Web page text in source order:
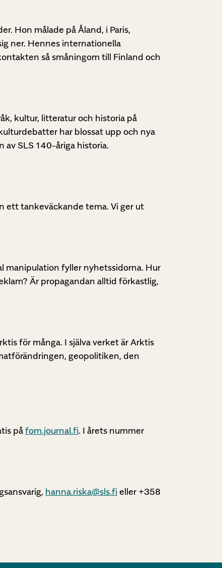
Hon målade på Åland, i Paris,
ner. Hennes internationella
så småningom till Finland och
kultur, litteratur och historia på
har blossat upp och nya
av SLS 140-åriga historia.
ett tankeväckande tema. Vi ger ut
manipulation fyller nyhetssidorna. Hur
Är propagandan alltid förkastlig,
för många. I själva verket är Arktis
geopolitiken, den
påfom.journal.fi. I årets nummer
hanna.riska@sls.fieller +358